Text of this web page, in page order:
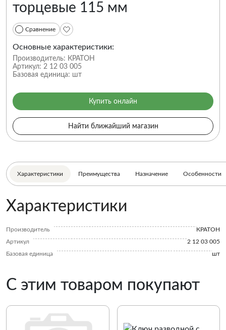
торцевые 115 мм
Сравнение
Основные характеристики:
Производитель: КРАТОН
Артикул: 2 12 03 005
Базовая единица: шт
Купить онлайн
Найти ближайший магазин
Характеристики Преимущества Назначение Особенности
Характеристики
Производитель
КРАТОН
Артикул
2 12 03 005
Базовая единица
шт
С этим товаром покупают